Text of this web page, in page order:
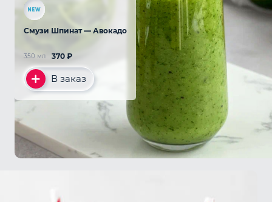
Смузи Шпинат — Авокадо
370 ₽
350 мл
В заказ